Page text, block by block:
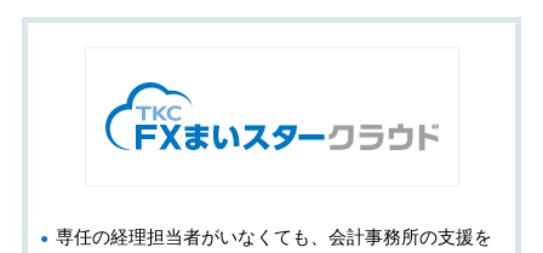
専任の経理担当者がいなくても、会計事務所の支援を